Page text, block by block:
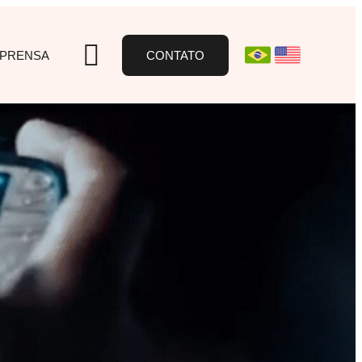
CONTATO